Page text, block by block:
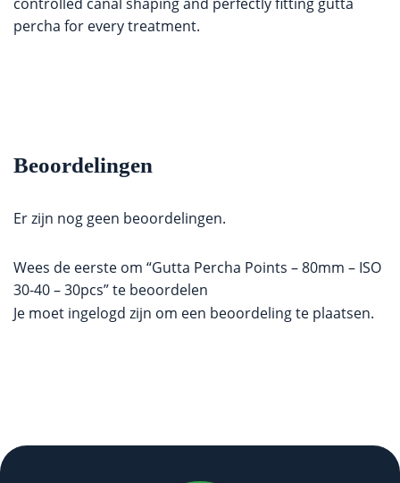
percha for every treatment.
Beoordelingen
Er zijn nog geen beoordelingen.
Wees de eerste om “Gutta Percha Points – 80mm – ISO
30-40 – 30pcs” te beoordelen
Je moet ingelogd zijn om een beoordeling te plaatsen.